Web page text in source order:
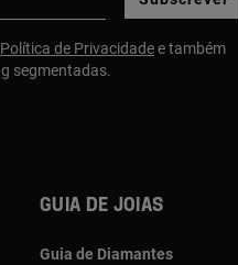
Política de Privacidadee também
segmentadas.
Guia de joias
Guia de Diamantes